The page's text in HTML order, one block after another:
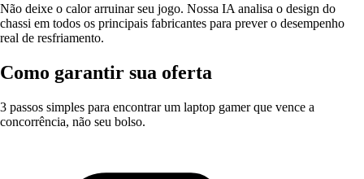
Não deixe o calor arruinar seu jogo. Nossa IA analisa o design do
chassi em todos os principais fabricantes para prever o desempenho
real de resfriamento.
Como garantir sua oferta
3 passos simples para encontrar um laptop gamer que vence a
concorrência, não seu bolso.